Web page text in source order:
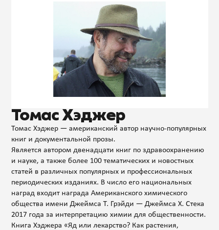
Томас Хэджер
Томас Хэджер — американский автор научно-популярных
книг и документальной прозы.
Является автором двенадцати книг по здравоохранению
и науке, а также более 100 тематических и новостных
статей в различных популярных и профессиональных
периодических изданиях. В число его национальных
наград входит награда Американского химического
общества имени Джеймса Т. Грэйди — Джеймса Х. Стека
2017 года за интерпретацию химии для общественности.
Книга Хэджера «Яд или лекарство? Как растения,